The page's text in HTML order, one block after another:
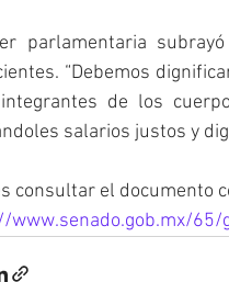
parlamentaria
“Debemos
de los
salarios justos y
consultar el documento
www.senado.gob.mx/65/